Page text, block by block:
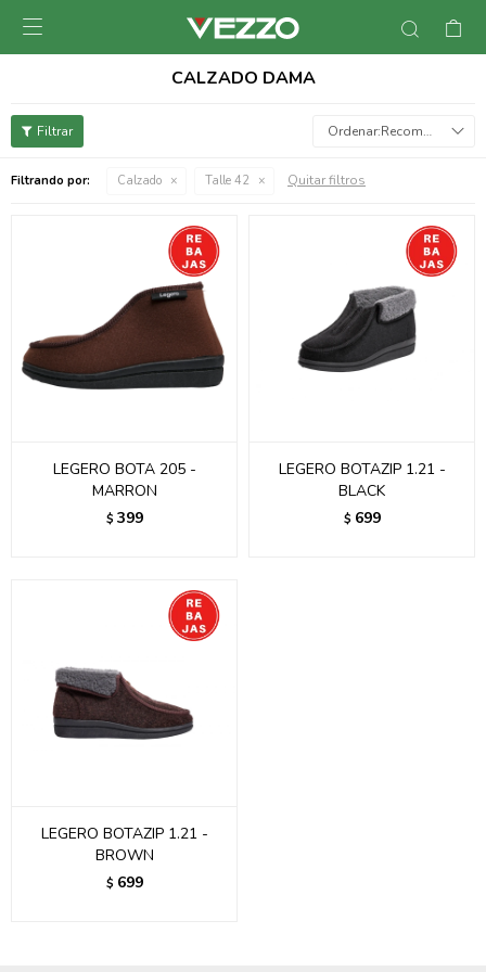

CALZADO DAMA
Recomendados
Filtrando por: Calzado Talle 42 Quitar filtros
LEGERO BOTA 205 -
MARRON
$ 399
LEGERO BOTAZIP 1.21 -
BLACK
$ 699
LEGERO BOTAZIP 1.21 -
BROWN
$ 699